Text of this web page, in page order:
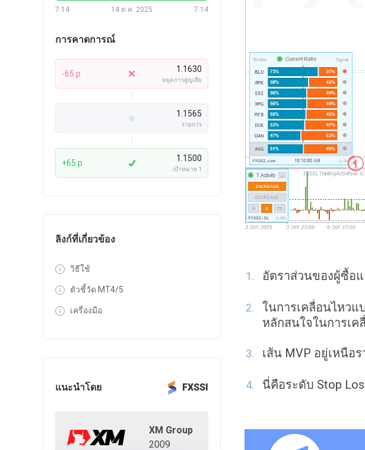
7:14 7:14
14 ต.ค. 2025
การคาดการณ์
-65 p 1.1630
หยุดการสูญเสีย
1.1565
รายการ
+65 p 1.1500
เป้าหมาย 1
ลิงก์ที่เกี่ยวข้อง
วิธีใช้
ตัวชี้วัด MT4/5
เครื่องมือ
แนะนำโดย FXSSI
XM Group
2009
อัตราส่วนของผู้ซื้อแ
ในการเคลื่อนไหว
หลักสนใจในการเค
เส้น MVP อยู่เหนือ
นี่คือระดับ Stop